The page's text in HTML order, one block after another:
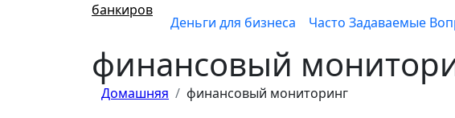
банкиров
Деньги для бизнеса
Часто Задаваемые
финансовый
Домашняя финансовый мониторинг